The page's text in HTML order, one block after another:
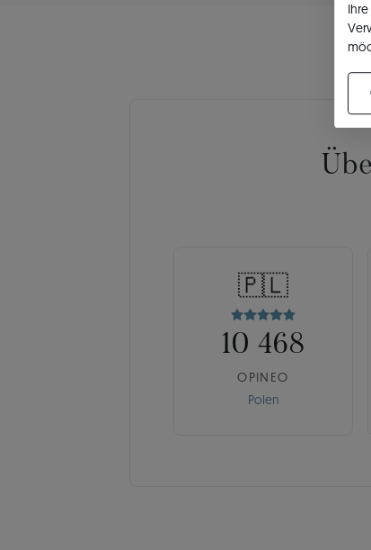
🇵🇱
10 468
OPINEO
Polen